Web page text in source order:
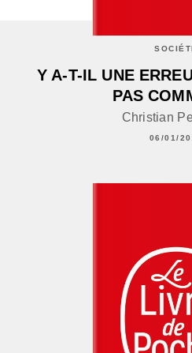
Y A-T-IL UNE
PAS
Christian
06/01/